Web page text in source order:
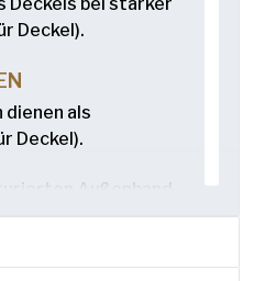
Deckel).
dienen als
Deckel).
Außenband
Kastenverband und
die Deckel entfernt